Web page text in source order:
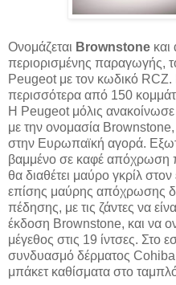
Ονομάζεται Brownstone και
περιορισμένης παραγωγής,
Peugeot με τον κωδικό
περισσότερα από 150
Η Peugeot μόλις ανακοίνωσε
με την ονομασία Brownstone,
στην Ευρωπαϊκή αγορά.
βαμμένο σε καφέ απόχρωση
θα διαθέτει μαύρο γκρίλ
επίσης μαύρης απόχρωσης
πέδησης, με τις ζάντες να
έκδοση Brownstone, και να
μέγεθος στις 19 ίντσες. Στο
συνδυασμό δέρματος
μπάκετ καθίσματα στο